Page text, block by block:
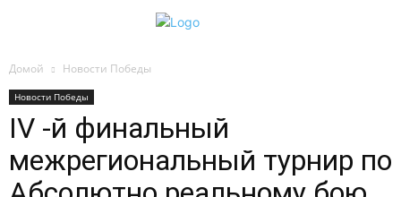
Домой Новости Победы
Новости Победы
IV -й финальный
межрегиональный турнир по